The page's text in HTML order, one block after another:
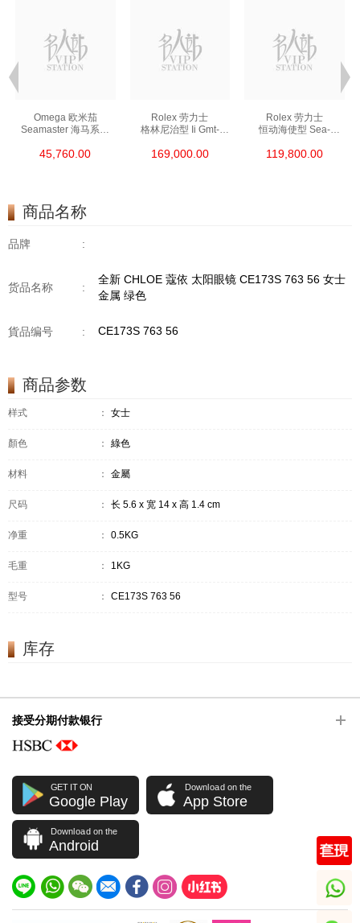
Omega 欧米茄
Seamaster 海马系列
精钢 Nekton Edition
45,760.00
Rolex 劳力士
格林尼治型 Ii Gmt-
0002 18kt玫瑰金/钢
169,000.00
Rolex 劳力士
恒动海使型 Sea-
精钢 单红
119,800.00
商品名称
品牌 :
货品名称 :
全新 CHLOE 蔻依 太阳眼镜 CE173S 763 56 女士
金属 绿色
貨品编号 : CE173S 763 56
商品参数
样式 ： 女士
顏色 ： 綠色
材料 ： 金屬
尺码 ： 长 5.6 x 宽 14 x 高 1.4 cm
净重 ： 0.5KG
毛重 ： 1KG
型号 ： CE173S 763 56
库存
接受分期付款银行
GET IT ON
Google Play
Download on the
App Store
Download on the
Android
whatsapp